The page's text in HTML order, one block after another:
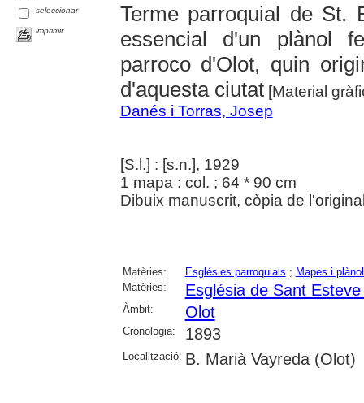
seleccionar
imprimir
Terme parroquial de St.
essencial d'un plànol
parroco d'Olot, quin
d'aquesta ciutat[Material
Danés i Torras, Josep
[S.l.] : [s.n.], 1929
1 mapa : col. ; 64 * 90 cm
Dibuix manuscrit, còpia de
Matèries: Esglésies parroquials ; Mapes i
Matèries:
Església de Sant
Àmbit: Olot
Cronologia: 1893
Localització: B. Marià Vayreda (Olot)